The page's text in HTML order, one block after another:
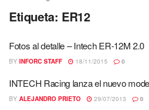
Etiqueta: ER12
Fotos al detalle – Intech ER-12M 2.0
BY INFORC STAFF 18/11/2015 0
INTECH Racing lanza el nuevo
BY ALEJANDRO PRIETO 29/07/2013 0